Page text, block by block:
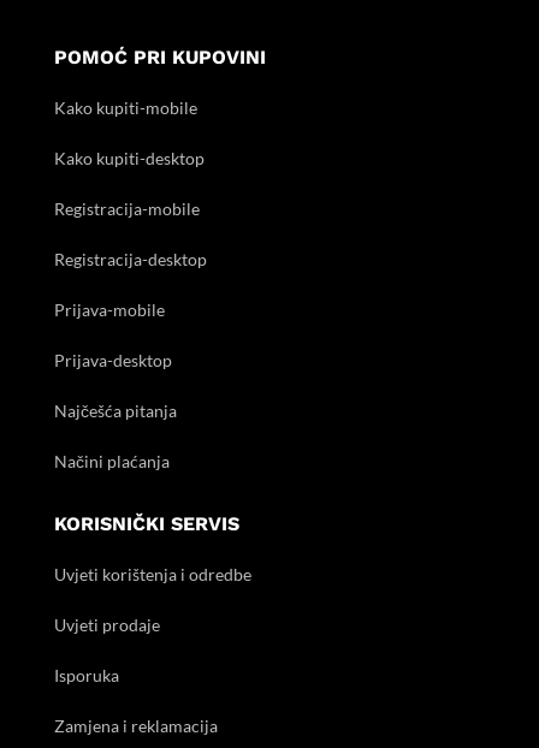
POMOĆ PRI KUPOVINI
Kako kupiti-mobile
Kako kupiti-desktop
Registracija-mobile
Registracija-desktop
Prijava-mobile
Prijava-desktop
Najčešća pitanja
Načini plaćanja
KORISNIČKI SERVIS
Uvjeti korištenja i odredbe
Uvjeti prodaje
Isporuka
Zamjena i reklamacija